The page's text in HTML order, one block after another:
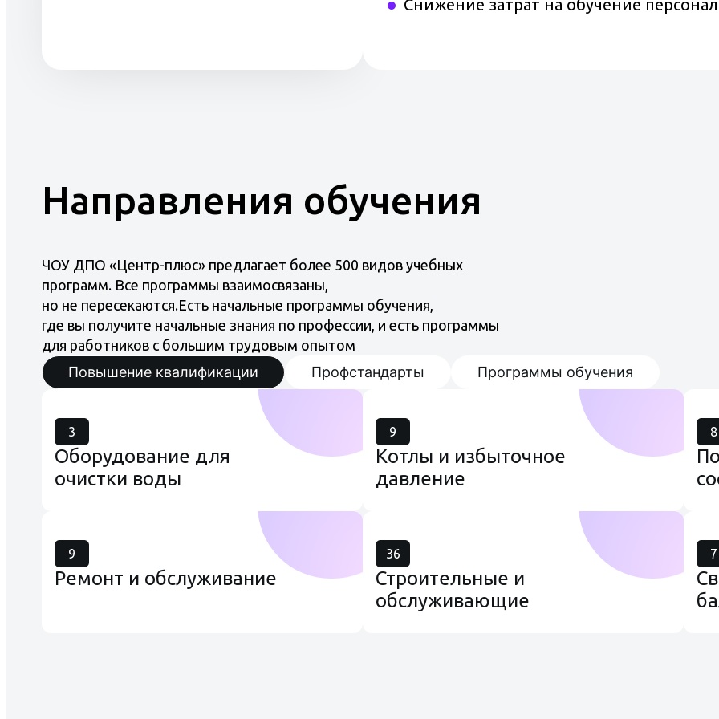
Снижение затрат на обучение
Направления обучения
ЧОУ ДПО «Центр-плюс» предлагает более 500 видов учебных
программ. Все программы взаимосвязаны,
но не пересекаются.Есть начальные программы обучения,
где вы получите начальные знания по профессии, и есть программы
для работников с большим трудовым опытом
Повышение квалификации Профстандарты Программы обучения
3
Оборудование для
очистки воды
9
Котлы и избыточное
давление
8
9
Ремонт и обслуживание
36
Строительные и
обслуживающие
7